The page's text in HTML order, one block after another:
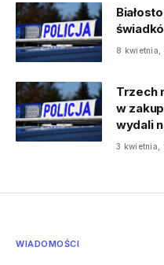
8 kwietnia,
Trzech
w
wydali
3 kwietnia,
WIADOMOŚCI